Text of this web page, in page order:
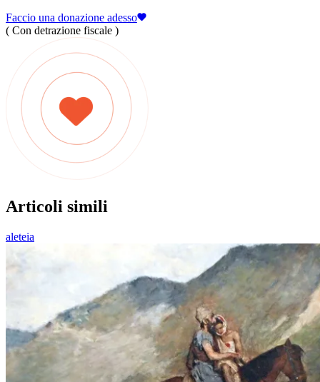
Faccio una donazione adesso
( Con detrazione fiscale )
Articoli simili
aleteia